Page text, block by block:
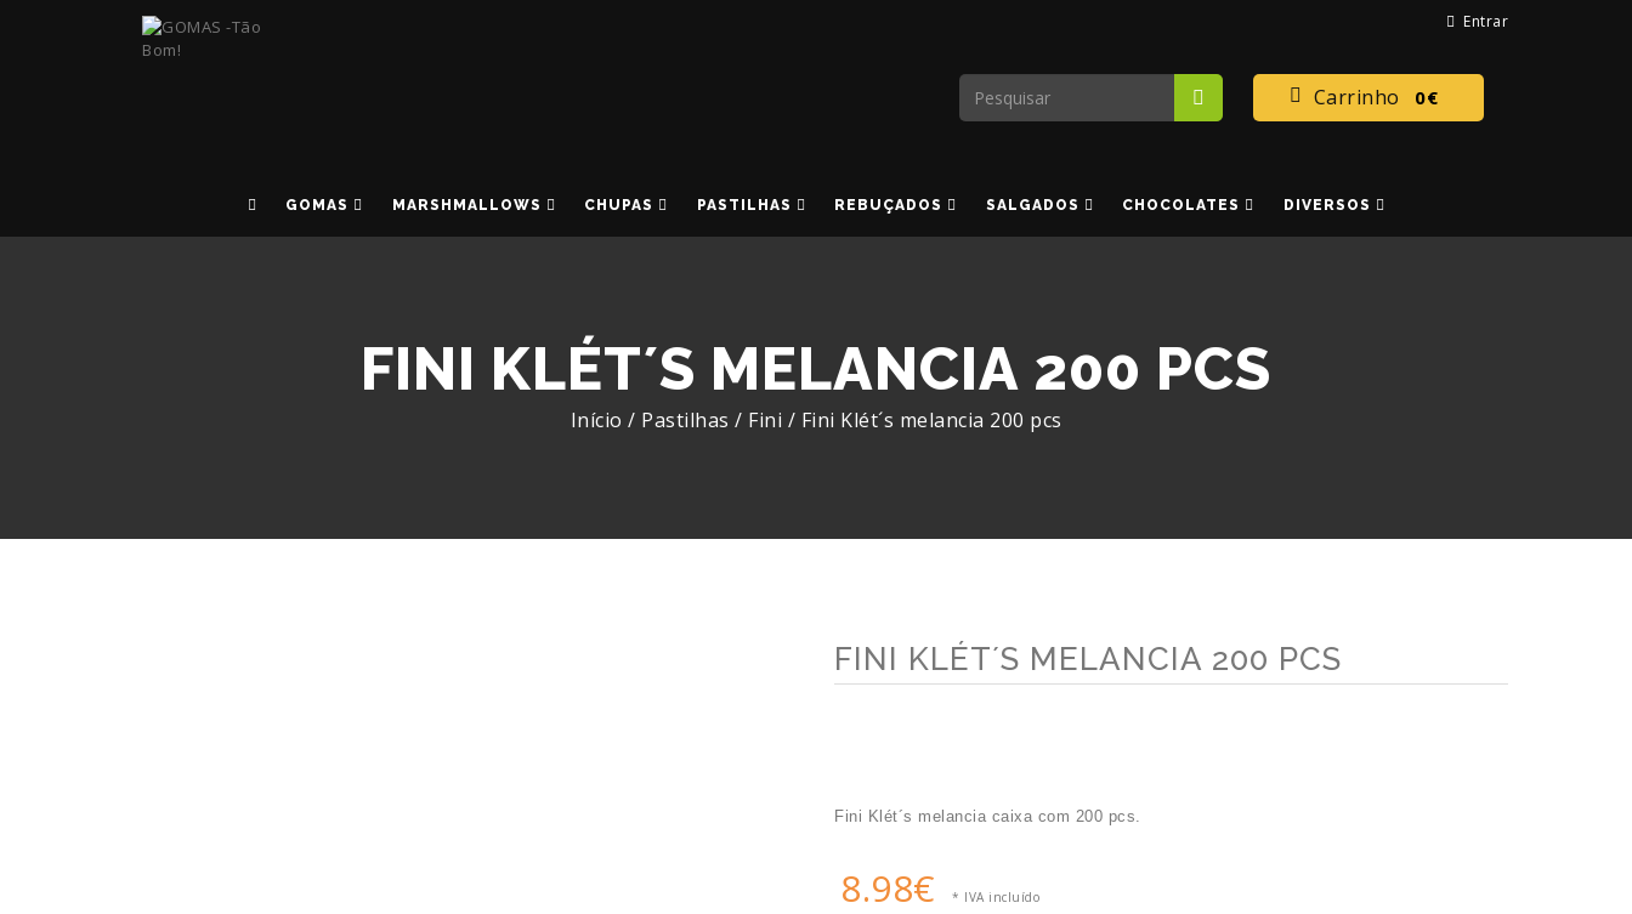
Entrar
Carrinho 0€
GOMAS MARSHMALLOWS CHUPAS PASTILHAS REBUÇADOS SALGADOS CHOCOLATES DIVERSOS
FINI KLÉT´S MELANCIA 200 PCS
Início / Pastilhas / Fini / Fini Klét´s melancia 200 pcs
FINI KLÉT´S MELANCIA 200 PCS
Fini Klét´s melancia caixa com 200 pcs.
8.98€ * IVA incluído